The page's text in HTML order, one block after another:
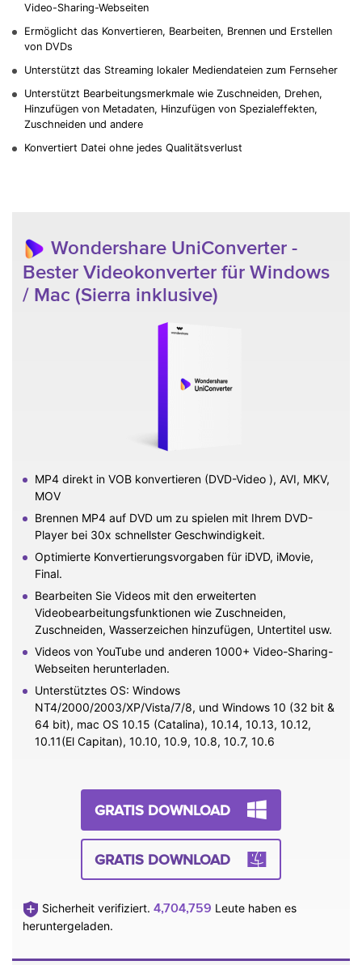
Video-Sharing-Webseiten
Ermöglicht das Konvertieren, Bearbeiten, Brennen und Erstellen
von DVDs
Unterstützt das Streaming lokaler Mediendateien zum Fernseher
Unterstützt Bearbeitungsmerkmale wie Zuschneiden, Drehen,
Hinzufügen von Metadaten, Hinzufügen von Spezialeffekten,
Zuschneiden und andere
Konvertiert Datei ohne jedes Qualitätsverlust
Wondershare UniConverter -
Bester Videokonverter für Windows
/ Mac (Sierra inklusive)
MP4 direkt in VOB konvertieren (DVD-Video ), AVI, MKV,
MOV
Brennen MP4 auf DVD um zu spielen mit Ihrem DVD-
Player bei 30x schnellster Geschwindigkeit.
Optimierte Konvertierungsvorgaben für iDVD, iMovie,
Final.
Bearbeiten Sie Videos mit den erweiterten
Videobearbeitungsfunktionen wie Zuschneiden,
Zuschneiden, Wasserzeichen hinzufügen, Untertitel usw.
Videos von YouTube und anderen 1000+ Video-Sharing-
Webseiten herunterladen.
Unterstütztes OS: Windows
NT4/2000/2003/XP/Vista/7/8, und Windows 10 (32 bit &
64 bit), mac OS 10.15 (Catalina), 10.14, 10.13, 10.12,
10.11(El Capitan), 10.10, 10.9, 10.8, 10.7, 10.6
GRATIS DOWNLOAD
GRATIS DOWNLOAD
Sicherheit verifiziert. 4,704,759 Leute haben es
heruntergeladen.